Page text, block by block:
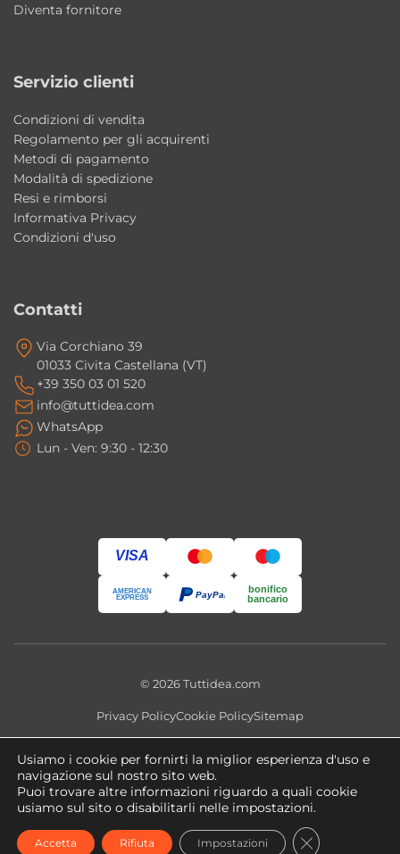
Diventa fornitore
Servizio clienti
Condizioni di vendita
Regolamento per gli acquirenti
Metodi di pagamento
Modalità di spedizione
Resi e rimborsi
Informativa Privacy
Condizioni d'uso
Contatti
Via Corchiano 39
01033 Civita Castellana (VT)
+39 350 03 01 520
info@tuttidea.com
WhatsApp
Lun - Ven: 9:30 - 12:30
VISA
AMERICAN
EXPRESS PayPal
bonifico
bancario
© 2026 Tuttidea.com
Privacy PolicyCookie PolicySitemap
Questo sito utilizza cookie tecnici e, previo consenso, cookie
analitici e di profilazione. Puoi modificare le preferenze in qualsiasi
momento tramiteImpostazioni Cookie
Copyright 2026 ©tuttidea.com- P.IVA 02466470560 -
Privacy Policy
Usiamo i cookie per fornirti la miglior esperienza d'uso e
navigazione sul nostro sito web.
Puoi trovare altre informazioni riguardo a quali cookie
usiamo sul sito o disabilitarli nelle impostazioni.
Accetta Rifiuta Impostazioni CLOSE